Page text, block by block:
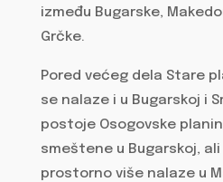
između Bugarske,
Grčke.
Pored većeg dela Stare
se nalaze i u Bugarskoj i
postoje Osogovske
smeštene u Bugarskoj, ali
prostorno više nalaze u